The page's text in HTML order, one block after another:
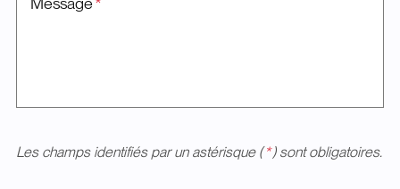
Message*
Les champs identifiés par un astérisque (*) sont obligatoires.